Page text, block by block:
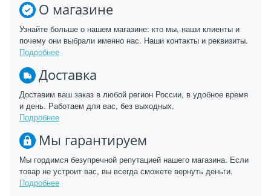
О магазине
Узнайте больше о нашем магазине: кто мы, наши клиенты и
почему они выбрали именно нас. Наши контакты и реквизиты.
Подробнее
Доставка
Доставим ваш заказ в любой регион России, в удобное время
и день. Работаем для вас, без выходных.
Подробнее
Мы гарантируем
Мы гордимся безупречной репутацией нашего магазина. Если
товар не устроит вас, вы всегда сможете вернуть деньги.
Подробнее